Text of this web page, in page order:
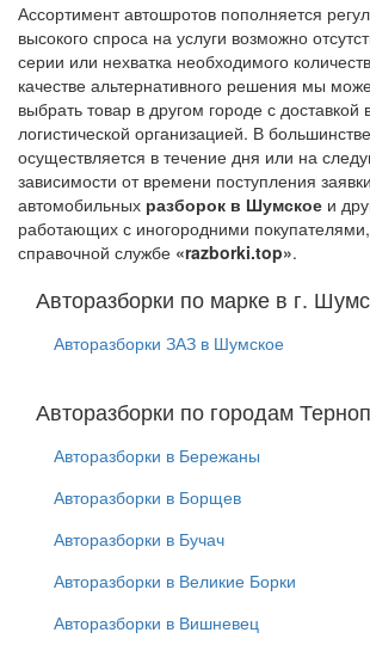
Ассортимент автошротов пополняется
высокого спроса на услуги возможно
серии или нехватка необходимого
качестве альтернативного решения мы
выбрать товар в другом городе с доставкой
логистической организацией. В
осуществляется в течение дня или на
зависимости от времени поступления
автомобильных разборок в Шумское и
работающих с иногородними
справочной службе «razborki.top».
Авторазборки по марке в г.
Авторазборки ЗАЗ в Шумское
Авторазборки по городам
Авторазборки в Бережаны
Авторазборки в Борщев
Авторазборки в Бучач
Авторазборки в Великие Борки
Авторазборки в Вишневец